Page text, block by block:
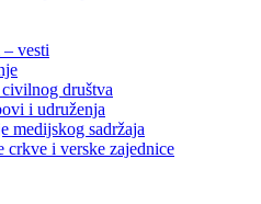
vesti
društva
i udruženja
medijskog sadržaja
crkve i verske zajednice